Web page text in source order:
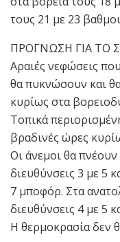
τους 21 με 23
ΠΡΟΓΝΩΣΗ ΓΙΑ ΤΟ
Αραιές νεφώσεις
θα πυκνώσουν και
κυρίως στα
Τοπικά
βραδινές ώρες
Οι άνεμοι θα
διευθύνσεις 3 με 5
7 μποφόρ. Στα
διευθύνσεις 4 με 5
Η θερμοκρασία δεν